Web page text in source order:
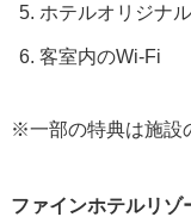
ホテルオリジナ
客室内のWi-Fi
※一部の特典は施設
ファインホテルリゾ